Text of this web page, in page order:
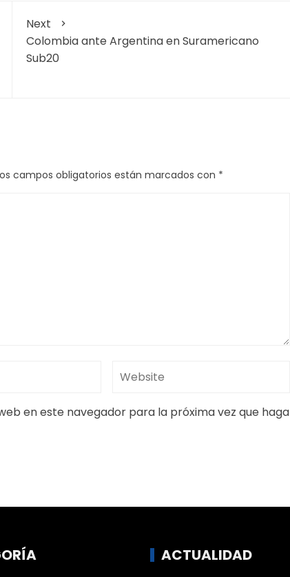
Next
Colombia ante Argentina en Suramericano
Sub20
campos obligatorios están marcados con *
en este navegador para la próxima vez que haga
ACTUALIDAD